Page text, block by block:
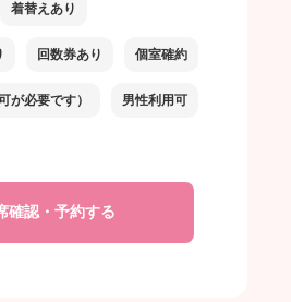
着替えあり
回数券あり 個室確約
必要です） 男性利用可
確認・予約する